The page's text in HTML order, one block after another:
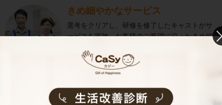
きめ細やかなサービス
選考をクリアし、研修を修了したキャストがサ
ービスを実施。お客様のご要望に沿ったきめ細
ます。
お料理代行のサービス内容